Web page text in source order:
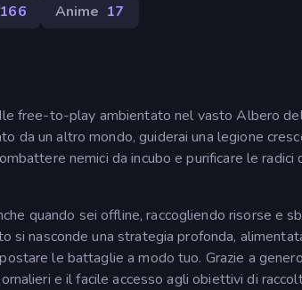
Anime 17
free-to-play ambientato nel vasto Albero
da un altro mondo, guiderai una legione
nemici da incubo e purificare le radici
quando sei offline, raccogliendo risorse e
si nasconde una strategia profonda,
le battaglie a modo tuo. Grazie a
e il facile accesso agli obiettivi di